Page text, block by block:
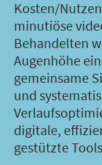
Kosten/
minutiöse
Behandelten
Augenhöhe
gemeinsame
und
digitale,
gestützte